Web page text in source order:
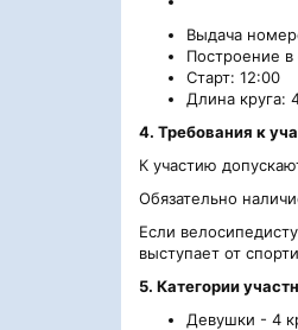
Выдача
Построение в
Cтарт: 12:00
Длина круга:
4. Требования к
К участию
Обязательно
Если
выступает от
5. Категории
Девушки - 4